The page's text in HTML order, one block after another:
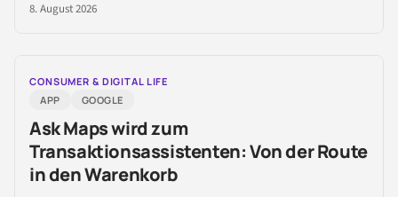
8. August 2026
CONSUMER & DIGITAL LIFE
APP
GOOGLE
Ask Maps wird zum
Transaktionsassistenten: Von der Route
in den Warenkorb